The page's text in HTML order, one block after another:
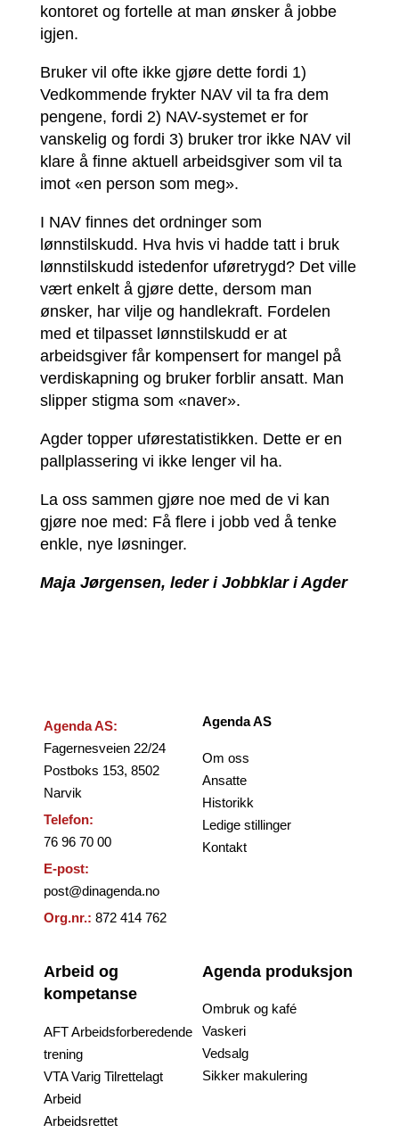
kontoret og fortelle at man ønsker å jobbe
igjen.
Bruker vil ofte ikke gjøre dette fordi 1)
Vedkommende frykter NAV vil ta fra dem
pengene, fordi 2) NAV-systemet er for
vanskelig og fordi 3) bruker tror ikke NAV vil
klare å finne aktuell arbeidsgiver som vil ta
imot «en person som meg».
I NAV finnes det ordninger som
lønnstilskudd. Hva hvis vi hadde tatt i bruk
lønnstilskudd istedenfor uføretrygd? Det ville
vært enkelt å gjøre dette, dersom man
ønsker, har vilje og handlekraft. Fordelen
med et tilpasset lønnstilskudd er at
arbeidsgiver får kompensert for mangel på
verdiskapning og bruker forblir ansatt. Man
slipper stigma som «naver».
Agder topper uførestatistikken. Dette er en
pallplassering vi ikke lenger vil ha.
La oss sammen gjøre noe med de vi kan
gjøre noe med: Få flere i jobb ved å tenke
enkle, nye løsninger.
Maja Jørgensen, leder i Jobbklar i Agder
Agenda AS:
Fagernesveien 22/24
Postboks 153, 8502
Narvik
Telefon:
76 96 70 00
E-post:
post@dinagenda.no
Org.nr.: 872 414 762
Agenda AS
Om oss
Ansatte
Historikk
Ledige stillinger
Kontakt
Arbeid og
kompetanse
AFT Arbeidsforberedende
trening
VTA Varig Tilrettelagt
Arbeid
Arbeidsrettet
Agenda produksjon
Ombruk og kafé
Vaskeri
Vedsalg
Sikker makulering